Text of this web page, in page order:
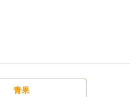
青果